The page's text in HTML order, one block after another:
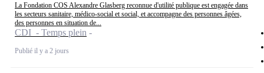
La Fondation COS Alexandre Glasberg reconnue d'utilité publique est engagée dans
les secteurs sanitaire, médico-social et social, et accompagne des personnes âgées,
des personnes en situation de...
CDI - Temps plein
Publié il y a 2 jours